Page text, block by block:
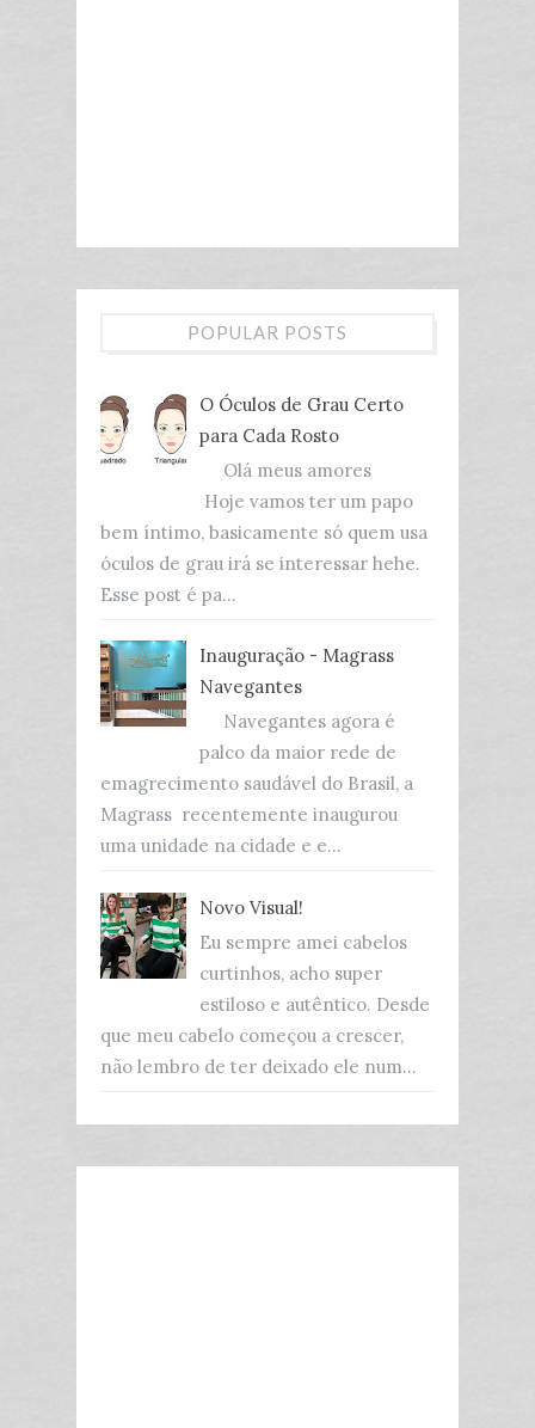
POPULAR POSTS
O Óculos de Grau Certo
para Cada Rosto
Olá meus amores
Hoje vamos ter um papo
bem íntimo, basicamente só quem usa
óculos de grau irá se interessar hehe.
Esse post é pa...
Inauguração - Magrass
Navegantes
Navegantes agora é
palco da maior rede de
emagrecimento saudável do Brasil, a
Magrass recentemente inaugurou
uma unidade na cidade e e...
Novo Visual!
Eu sempre amei cabelos
curtinhos, acho super
estiloso e autêntico. Desde
que meu cabelo começou a crescer,
não lembro de ter deixado ele num...